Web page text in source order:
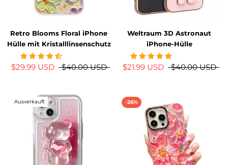
Retro Blooms Floral iPhone
Hülle mit Kristalllinsenschutz
$29.99 USD $40.00 USD
Weltraum 3D Astronaut
iPhone-Hülle
$21.99 USD $40.00 USD
Ausverkauft -26%